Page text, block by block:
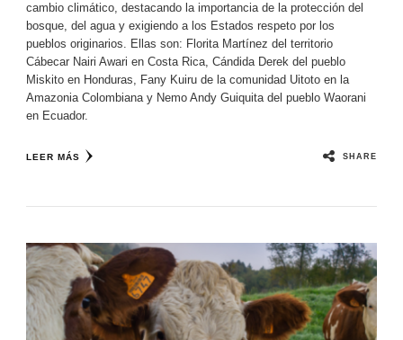
cambio climático, destacando la importancia de la protección del
bosque, del agua y exigiendo a los Estados respeto por los
pueblos originarios. Ellas son: Florita Martínez del territorio
Cábecar Nairi Awari en Costa Rica, Cándida Derek del pueblo
Miskito en Honduras, Fany Kuiru de la comunidad Uitoto en la
Amazonia Colombiana y Nemo Andy Guiquita del pueblo Waorani
en Ecuador.
LEER MÁS SHARE